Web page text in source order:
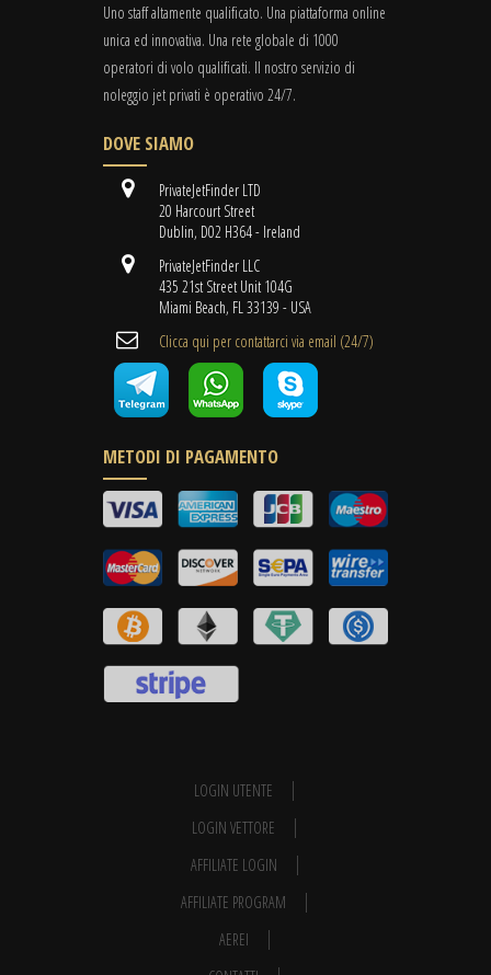
Uno staff altamente qualificato. Una piattaforma online
unica ed innovativa. Una rete globale di 1000
operatori di volo qualificati. Il nostro servizio di
noleggio jet privati è operativo 24/7.
DOVE SIAMO
PrivateJetFinder LTD
20 Harcourt Street
Dublin, D02 H364 - Ireland
PrivateJetFinder LLC
435 21st Street Unit 104G
Miami Beach, FL 33139 - USA
Clicca qui per contattarci via email (24/7)
METODI DI PAGAMENTO
LOGIN UTENTE
LOGIN VETTORE
AFFILIATE LOGIN
AFFILIATE PROGRAM
AEREI